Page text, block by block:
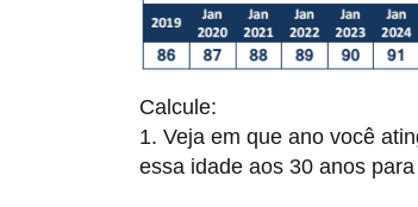
Calcule:
1. Veja em que ano você
essa idade aos 30 anos